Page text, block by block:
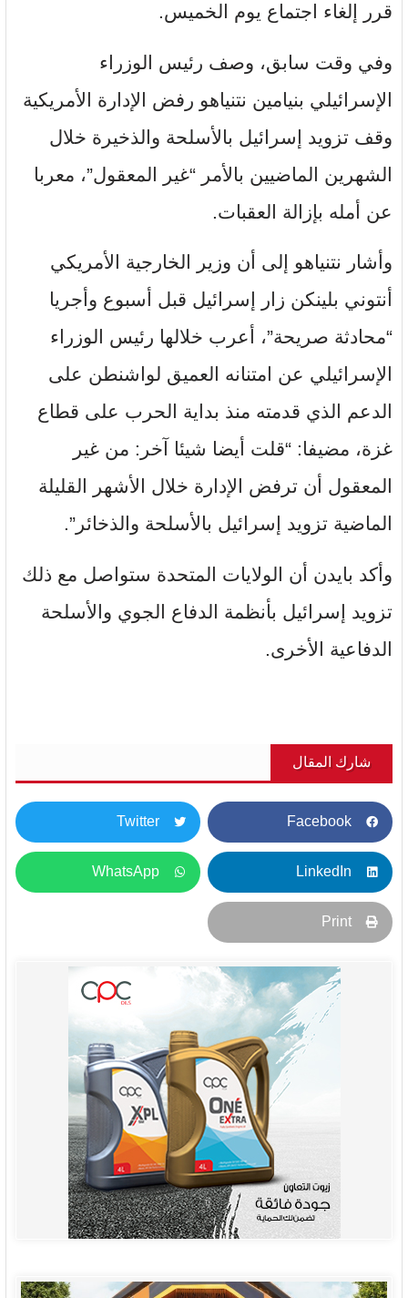
قرر إلغاء اجتماع يوم الخميس.
وفي وقت سابق، وصف رئيس الوزراء
الإسرائيلي بنيامين نتنياهو رفض الإدارة الأمريكية
وقف تزويد إسرائيل بالأسلحة والذخيرة خلال
الشهرين الماضيين بالأمر “غير المعقول”، معربا
عن أمله بإزالة العقبات.
وأشار نتنياهو إلى أن وزير الخارجية الأمريكي
أنتوني بلينكن زار إسرائيل قبل أسبوع وأجريا
“محادثة صريحة”، أعرب خلالها رئيس الوزراء
الإسرائيلي عن امتنانه العميق لواشنطن على
الدعم الذي قدمته منذ بداية الحرب على قطاع
غزة، مضيفا: “قلت أيضا شيئا آخر: من غير
المعقول أن ترفض الإدارة خلال الأشهر القليلة
الماضية تزويد إسرائيل بالأسلحة والذخائر”.
وأكد بايدن أن الولايات المتحدة ستواصل مع ذلك
تزويد إسرائيل بأنظمة الدفاع الجوي والأسلحة
الدفاعية الأخرى.
شارك المقال
Facebook
Twitter
LinkedIn
WhatsApp
Print